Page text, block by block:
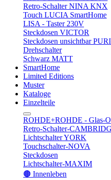
Retro-Schalter NINA KNX
Touch LUCIA SmartHome
LISA - Taster 230V
Steckdosen VICTOR
Steckdosen unsichtbar
Drehschalter
Schwarz MATT
SmartHome
Limited Editions
Muster
Kataloge
Einzelteile
ROHDE+ROHDE - Glas-
Retro-Schalter-
Lichtschalter YORK
Touchschalter-NOVA
Steckdosen
Lichtschalter-MAXIM
🟤 Innenleben